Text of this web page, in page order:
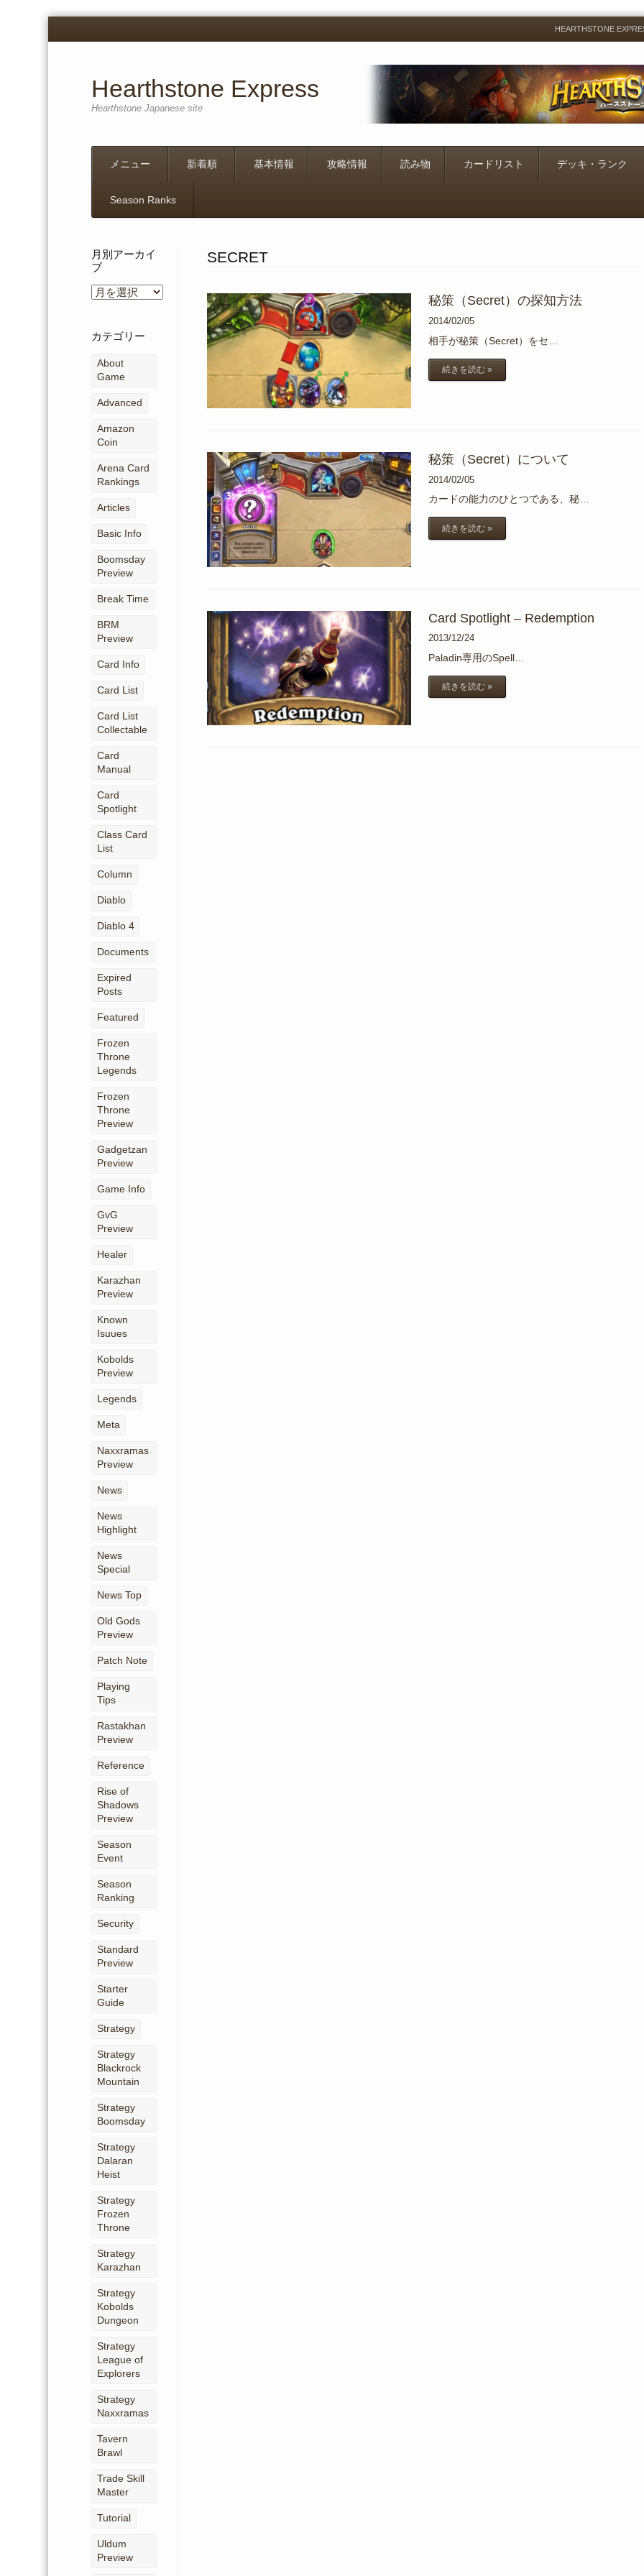
Menu
Skip
to
HEARTHSTONE
Hearthstone Express
Hearthstone Japanese site
メニュー 新着順 基本情報 攻略情報 読み物 カードリスト デッキ・ランク
Season Ranks
SECRET
秘策（Secret）の探知方法
2014/02/05
相手が秘策（Secret）をセ…
続きを読む »
秘策（Secret）について
2014/02/05
カードの能力のひとつである、秘…
続きを読む »
Card Spotlight – Redemption
2013/12/24
Paladin専用のSpell…
続きを読む »
月別アーカイ
ブ
月
ー
カ
イ
ブ
カテゴリー
About
Game
Advanced
Amazon
Coin
Arena Card
Rankings
Articles
Basic Info
Boomsday
Preview
Break Time
BRM
Preview
Card Info
Card List
Card List
Collectable
Card
Manual
Card
Spotlight
Class Card
List
Column
Diablo
Diablo 4
Documents
Expired
Posts
Featured
Frozen
Throne
Legends
Frozen
Throne
Preview
Gadgetzan
Preview
Game Info
GvG
Preview
Healer
Karazhan
Preview
Known
Isuues
Kobolds
Preview
Legends
Meta
Naxxramas
Preview
News
News
Highlight
News
Special
News Top
Old Gods
Preview
Patch Note
Playing
Tips
Rastakhan
Preview
Reference
Rise of
Shadows
Preview
Season
Event
Season
Ranking
Security
Standard
Preview
Starter
Guide
Strategy
Strategy
Blackrock
Mountain
Strategy
Boomsday
Strategy
Dalaran
Heist
Strategy
Frozen
Throne
Strategy
Karazhan
Strategy
Kobolds
Dungeon
Strategy
League of
Explorers
Strategy
Naxxramas
Tavern
Brawl
Trade Skill
Master
Tutorial
Uldum
Preview